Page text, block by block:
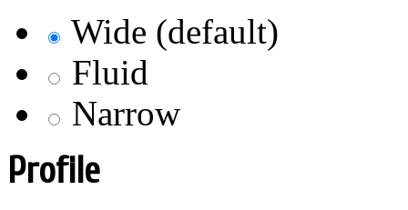
Wide (default)
Fluid
Narrow
Profile